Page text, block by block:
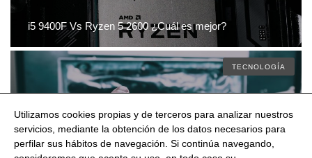
i5 9400F Vs Ryzen 5 2600 ¿Cuál es mejor?
TECNOLOGÍA
Xbox One X Vs PS4 Pro ¿Cuál es mejor?
Utilizamos cookies propias y de terceros para analizar nuestros
servicios, mediante la obtención de los datos necesarios para
perfilar sus hábitos de navegación. Si continúa navegando,